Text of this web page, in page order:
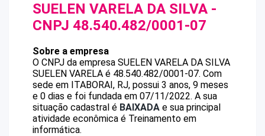
SUELEN VARELA DA SILVA -
CNPJ 48.540.482/0001-07
Sobre a empresa
O CNPJ da empresa SUELEN VARELA DA SILVA
SUELEN VARELA é 48.540.482/0001-07. Com
sede em ITABORAI, RJ, possui 3 anos, 9 meses
e 0 dias e foi fundada em 07/11/2022. A sua
situação cadastral é BAIXADA e sua principal
atividade econômica é Treinamento em
informática.